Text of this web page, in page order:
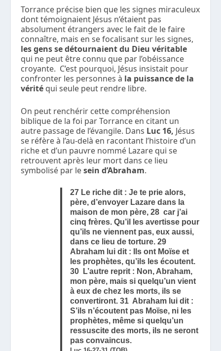
Torrance précise bien que les signes miraculeux
dont témoignaient Jésus n’étaient pas
absolument étrangers avec le fait de le faire
connaître, mais en se focalisant sur les signes,
les gens se détournaient du Dieu véritable
qui ne peut être connu que par l’obéissance
croyante. C’est pourquoi, Jésus insistait pour
confronter les personnes à la puissance de la
vérité qui seule peut rendre libre.
On peut renchérir cette compréhension
biblique de la foi par Torrance en citant un
autre passage de l’évangile. Dans Luc 16, Jésus
se réfère à l’au-delà en racontant l’histoire d’un
riche et d’un pauvre nommé Lazare qui se
retrouvent après leur mort dans ce lieu
symbolisé par lesein d’Abraham.
27 Le riche dit : Je te prie alors,
père, d’envoyer Lazare dans la
maison de mon père, 28 car j’ai
cinq frères. Qu’il les avertisse pour
qu’ils ne viennent pas, eux aussi,
dans ce lieu de torture. 29
Abraham lui dit : Ils ont Moïse et
les prophètes, qu’ils les écoutent.
30 L’autre reprit : Non, Abraham,
mon père, mais si quelqu’un vient
à eux de chez les morts, ils se
convertiront. 31 Abraham lui dit :
S’ils n’écoutent pas Moïse, ni les
prophètes, même si quelqu’un
ressuscite des morts, ils ne seront
pas convaincus.